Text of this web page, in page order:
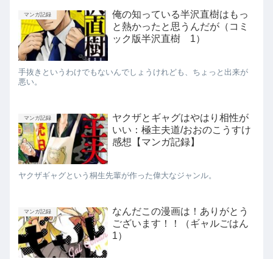
マンガ記録
俺の知っている半沢直樹はもっ
と熱かったと思うんだが（コミ
ック版半沢直樹 1）
手抜きというわけでもないんでしょうけれども、ちょっと出来が
悪い。
マンガ記録
ヤクザとギャグはやはり相性が
いい：極主夫道/おおのこうすけ
感想【マンガ記録】
ヤクザギャグという桐生先輩が作った偉大なジャンル。
マンガ記録
なんだこの漫画は！ありがとう
ございます！！（ギャルごはん
1）